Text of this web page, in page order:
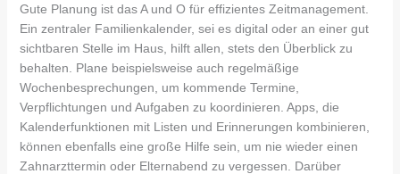
Gute Planung ist das A und O für effizientes Zeitmanagement.
Ein zentraler Familienkalender, sei es digital oder an einer gut
sichtbaren Stelle im Haus, hilft allen, stets den Überblick zu
behalten. Plane beispielsweise auch regelmäßige
Wochenbesprechungen, um kommende Termine,
Verpflichtungen und Aufgaben zu koordinieren. Apps, die
Kalenderfunktionen mit Listen und Erinnerungen kombinieren,
können ebenfalls eine große Hilfe sein, um nie wieder einen
Zahnarzttermin oder Elternabend zu vergessen. Darüber